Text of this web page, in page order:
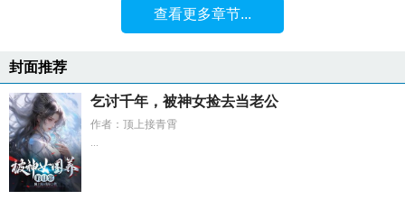
查看更多章节...
封面推荐
乞讨千年，被神女捡去当老公
作者：顶上接青霄
...